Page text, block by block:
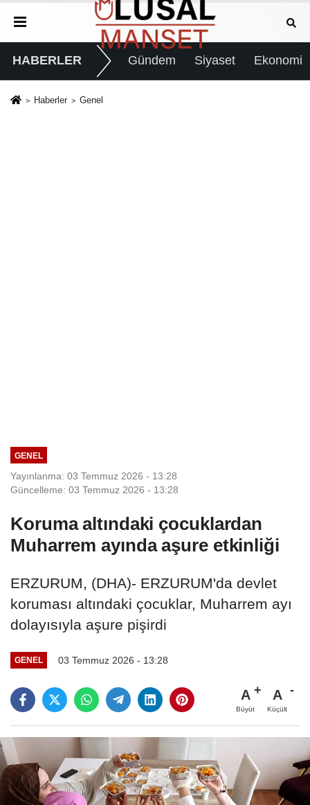
HABERLER Gündem Siyaset Ekonomi
Haberler Genel
GENEL
Yayınlanma: 03 Temmuz 2026 - 13:28
Güncelleme: 03 Temmuz 2026 - 13:28
Koruma altındaki çocuklardan
Muharrem ayında aşure etkinliği
ERZURUM, (DHA)- ERZURUM'da devlet
koruması altındaki çocuklar, Muharrem ayı
dolayısıyla aşure pişirdi
GENEL 03 Temmuz 2026 - 13:28
A
Büyüt
A
Küçült